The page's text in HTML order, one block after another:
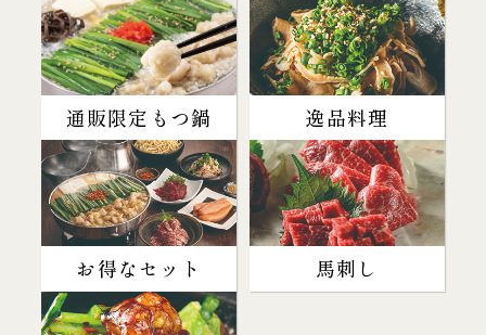
通販限定もつ鍋 逸品料理
お得なセット 馬刺し